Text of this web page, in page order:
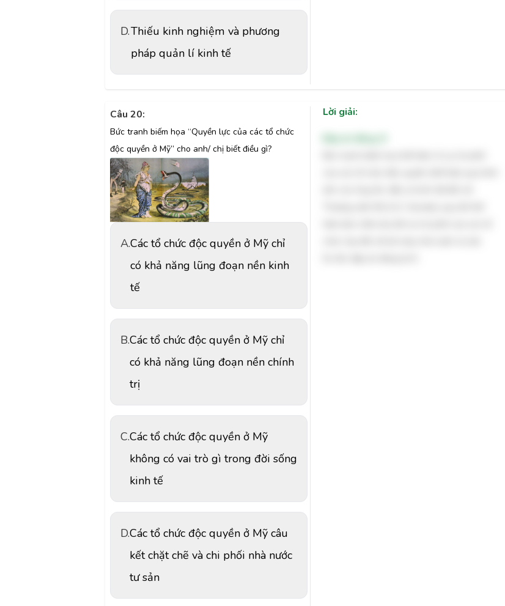
D.Thiếu kinh nghiệm và phương
pháp quản lí kinh tế
Câu 20:
Bức tranh biếm họa “Quyền lực của các tổ chức
độc quyền ở Mỹ” cho anh/ chị biết điều gì?
A.Các tổ chức độc quyền ở Mỹ chỉ
có khả năng lũng đoạn nền kinh
tế
B.Các tổ chức độc quyền ở Mỹ chỉ
có khả năng lũng đoạn nền chính
trị
C.Các tổ chức độc quyền ở Mỹ
không có vai trò gì trong đời sống
kinh tế
D.Các tổ chức độc quyền ở Mỹ câu
kết chặt chẽ và chi phối nhà nước
tư sản
Lời giải: